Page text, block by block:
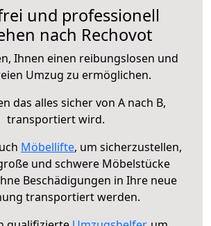
und professionell
nach Rechovot
Ihnen einen reibungslosen und
Umzug zu ermöglichen.
das alles sicher von A nach B,
transportiert wird.
Möbellifte, um sicherzustellen,
und schwere Möbelstücke
Beschädigungen in Ihre neue
transportiert werden.